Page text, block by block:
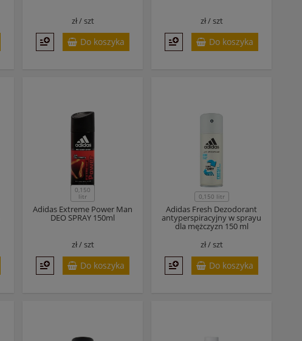
zł /szt
Do koszyka
zł /szt
Do koszyka
0,150
litr
Adidas Extreme Power Man
DEO SPRAY 150ml
zł /szt
Do koszyka
0,150 litr
Adidas Fresh Dezodorant
antyperspiracyjny w sprayu
dla mężczyzn 150 ml
zł /szt
Do koszyka